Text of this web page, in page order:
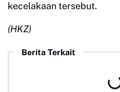
kecelakaan tersebut.
(HKZ)
Berita Terkait